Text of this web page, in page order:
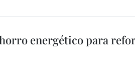
energético para